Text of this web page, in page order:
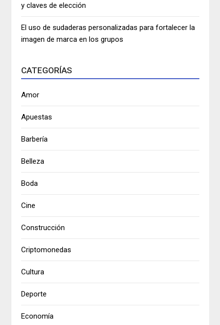
y claves de elección
El uso de sudaderas personalizadas para fortalecer la
imagen de marca en los grupos
CATEGORÍAS
Amor
Apuestas
Barbería
Belleza
Boda
Cine
Construcción
Criptomonedas
Cultura
Deporte
Economía